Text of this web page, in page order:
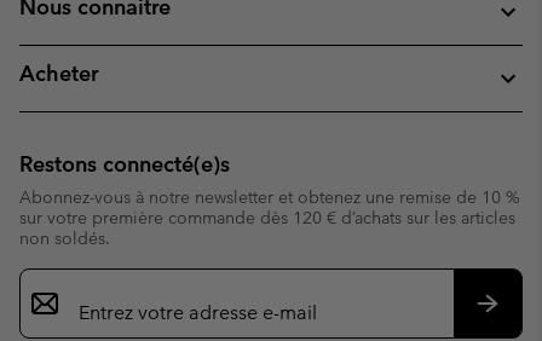
Nous connaitre
Acheter
Restons connecté(e)s
Abonnez-vous à notre newsletter et obtenez une remise de 10 %
sur votre première commande dès 120 € d’achats sur les articles
non soldés.
Inscription
par
e-